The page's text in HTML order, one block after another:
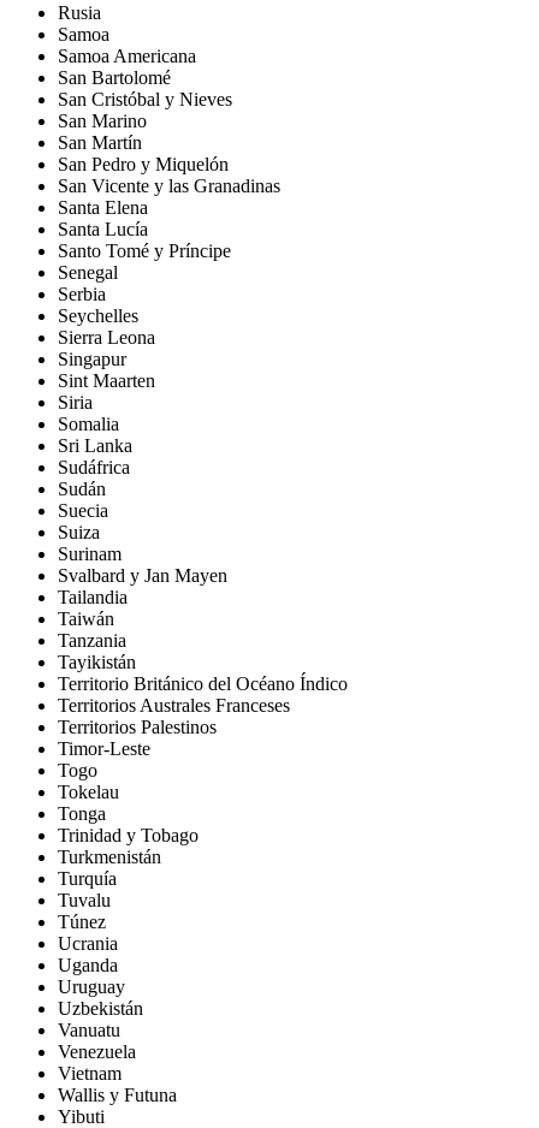
Rusia
Samoa
Samoa Americana
San Bartolomé
San Cristóbal y Nieves
San Marino
San Martín
San Pedro y Miquelón
San Vicente y las Granadinas
Santa Elena
Santa Lucía
Santo Tomé y Príncipe
Senegal
Serbia
Seychelles
Sierra Leona
Singapur
Sint Maarten
Siria
Somalia
Sri Lanka
Sudáfrica
Sudán
Suecia
Suiza
Surinam
Svalbard y Jan Mayen
Tailandia
Taiwán
Tanzania
Tayikistán
Territorio Británico del Océano Índico
Territorios Australes Franceses
Territorios Palestinos
Timor-Leste
Togo
Tokelau
Tonga
Trinidad y Tobago
Turkmenistán
Turquía
Tuvalu
Túnez
Ucrania
Uganda
Uruguay
Uzbekistán
Vanuatu
Venezuela
Vietnam
Wallis y Futuna
Yibuti